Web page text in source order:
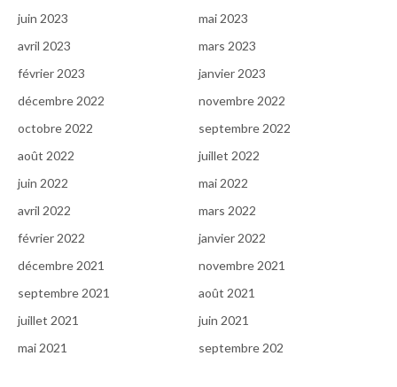
juin 2023
mai 2023
avril 2023
mars 2023
février 2023
janvier 2023
décembre 2022
novembre 2022
octobre 2022
septembre 2022
août 2022
juillet 2022
juin 2022
mai 2022
avril 2022
mars 2022
février 2022
janvier 2022
décembre 2021
novembre 2021
septembre 2021
août 2021
juillet 2021
juin 2021
mai 2021
septembre 202